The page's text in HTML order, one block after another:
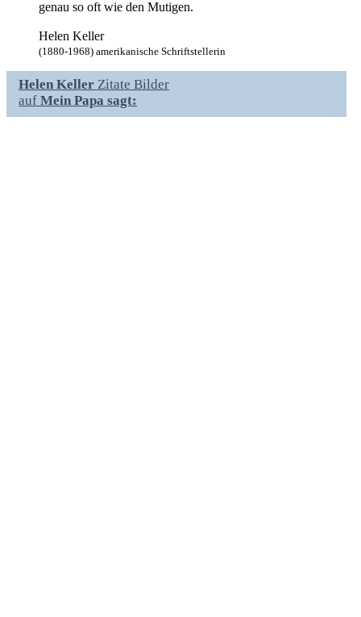
genau so oft wie den Mutigen.
Helen Keller
(1880-1968) amerikanische Schriftstellerin
Helen Keller Zitate Bilder
auf Mein Papa sagt: